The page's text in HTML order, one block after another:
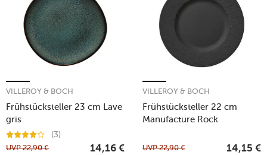
Frühstücksteller 23 cm Lave
gris
VILLEROY & BOCH
(3)
UVP22,90 € 14,16 €
Frühstücksteller 22 cm
Manufacture Rock
VILLEROY & BOCH
UVP22,90 € 14,15 €